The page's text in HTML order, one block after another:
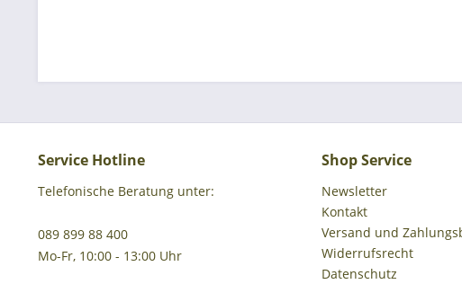
Service Hotline
Telefonische Beratung unter:
089 899 88 400
Mo-Fr, 10:00 - 13:00 Uhr
Shop Service
Newsletter
Kontakt
Versand und
Widerrufsrecht
Datenschutz